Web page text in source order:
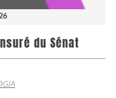
du Sénat